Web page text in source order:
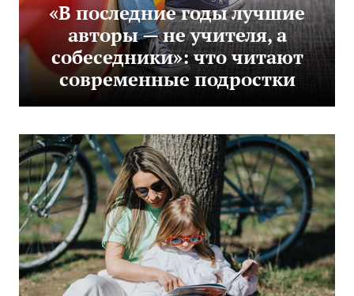
«В последние годы лучшие
авторы — не учителя, а
собеседники»: что читают
современные подростки